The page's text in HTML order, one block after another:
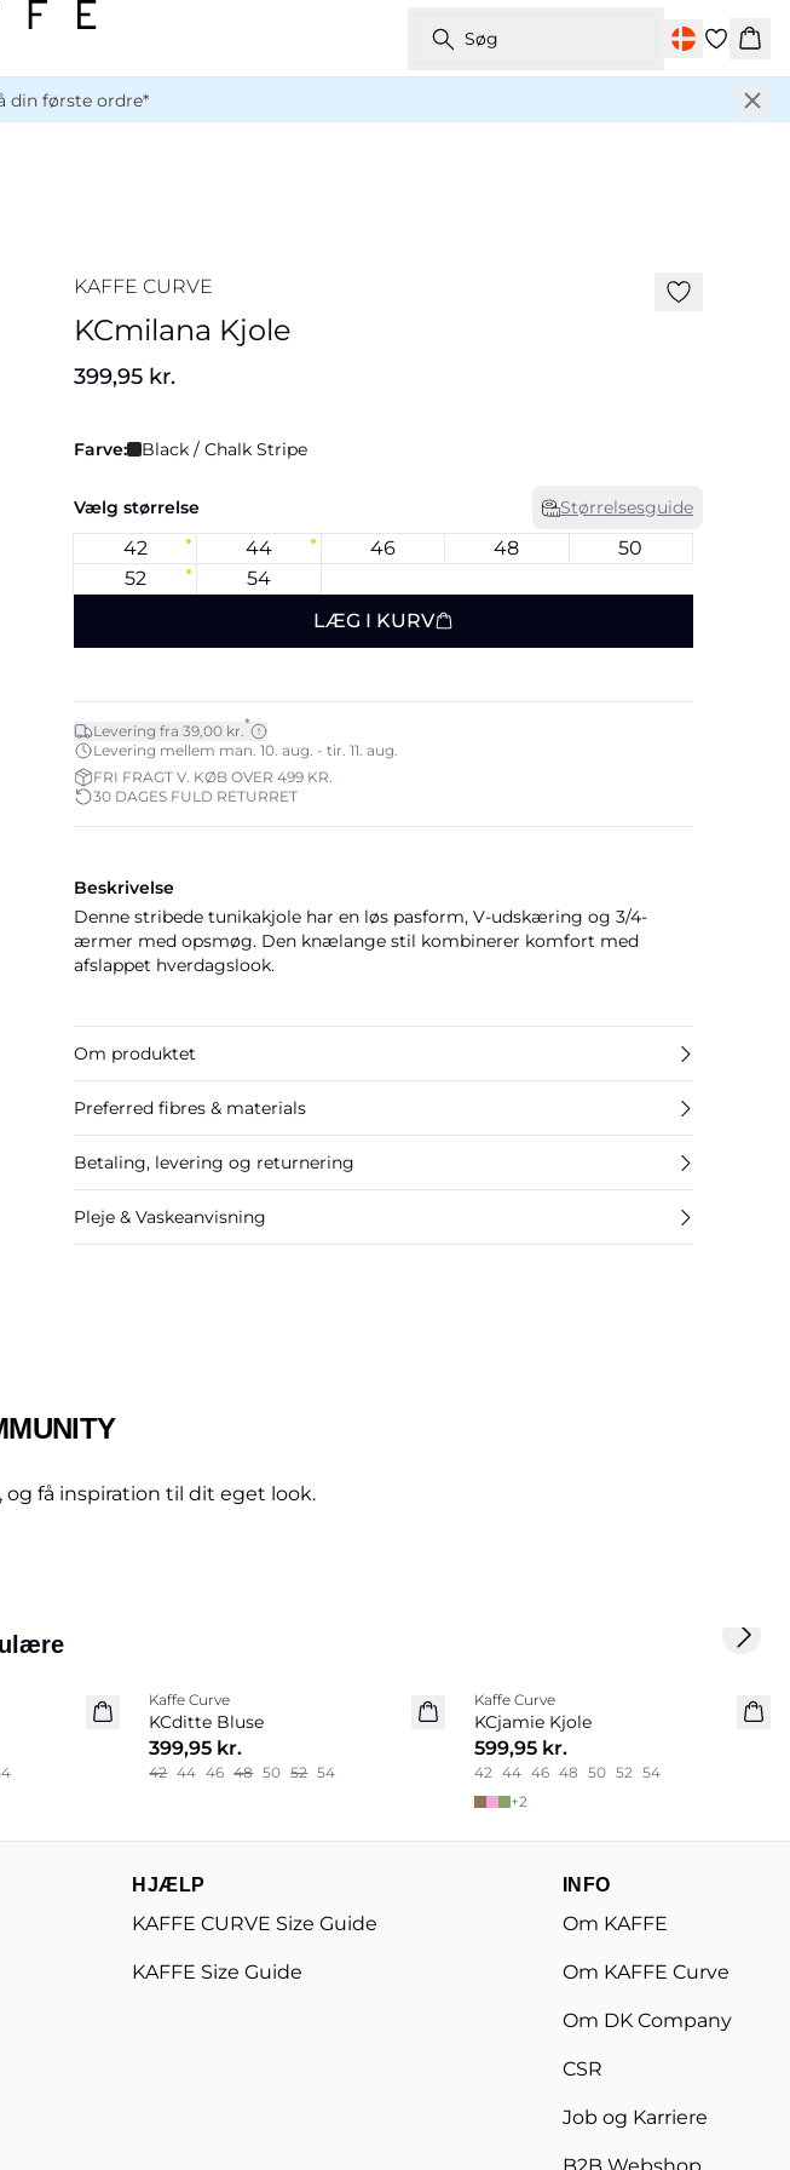
Søg Kurv
din første ordre*
KAFFE CURVE
KCmilana Kjole
399,95 kr.
Farve: Black / Chalk Stripe
Vælg størrelse Størrelsesguide
42 44 46 48
50
52
54
LÆG I KURV
Levering fra 39,00 kr.*
Levering mellem man. 10. aug. - tir. 11. aug.
FRI FRAGT V. KØB OVER 499 KR.
30 DAGES FULD RETURRET
Beskrivelse
Denne stribede tunikakjole har en løs pasform, V-udskæring og 3/4-
ærmer med opsmøg. Den knælange stil kombinerer komfort med
afslappet hverdagslook.
Om produktet
Preferred fibres & materials
Betaling, levering og returnering
Pleje & Vaskeanvisning
og få inspiration til dit eget look.
Nyhed
Kaffe Curve
KCditte Bluse
399,95 kr.
42 44 46 48 50 52 54
Nyhed
Kaffe Curve
KCjamie Kjole
599,95 kr.
42 44 46 48 50 52 54
+2
Next
HJÆLP
KAFFE CURVE Size Guide
KAFFE Size Guide
INFO
Om KAFFE
Om KAFFE Curve
Om DK Company
CSR
Job og Karriere